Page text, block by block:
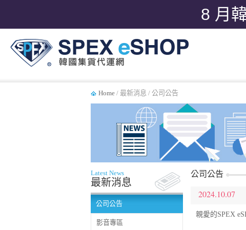
8 月
Home / 最新消息 / 公司公告
Latest News
最新消息
公司公告
影音專區
公司公告
2024.10.07
親愛的SPEX